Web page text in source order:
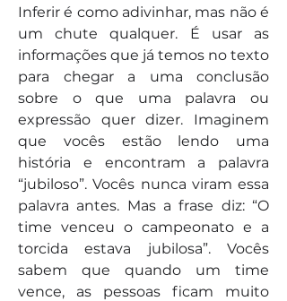
Inferir é como adivinhar, mas não é
um chute qualquer. É usar as
informações que já temos no texto
para chegar a uma conclusão
sobre o que uma palavra ou
expressão quer dizer. Imaginem
que vocês estão lendo uma
história e encontram a palavra
“jubiloso”. Vocês nunca viram essa
palavra antes. Mas a frase diz: “O
time venceu o campeonato e a
torcida estava jubilosa”. Vocês
sabem que quando um time
vence, as pessoas ficam muito